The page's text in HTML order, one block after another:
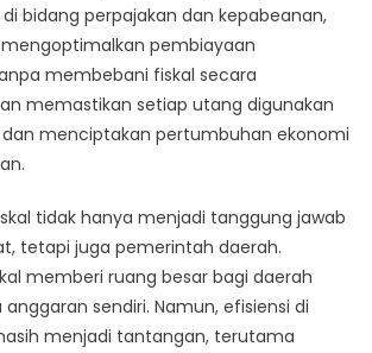
di bidang perpajakan dan kepabeanan,
pembiayaan
membebani fiskal secara
memastikan setiap utang digunakan
menciptakan pertumbuhan ekonomi
tidak hanya menjadi tanggung jawab
tetapi juga pemerintah daerah.
memberi ruang besar bagi daerah
sendiri. Namun, efisiensi di
menjadi tantangan, terutama